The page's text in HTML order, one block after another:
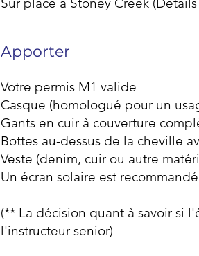
Apporter
Votre permis M1 valide
Casque (homologué pour un
Gants en cuir à couverture
Bottes au-dessus de la cheville
Veste (denim, cuir ou autre
Un écran solaire est recommandé
(** La décision quant à savoir si
l'instructeur senior)